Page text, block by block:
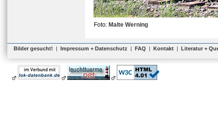
Foto: Malte Werning
Bilder gesucht! | Impressum + Datenschutz | FAQ | Kontakt | Literatur +